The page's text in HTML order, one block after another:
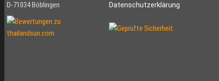
D-71034 Böblingen
Datenschutzerklärung